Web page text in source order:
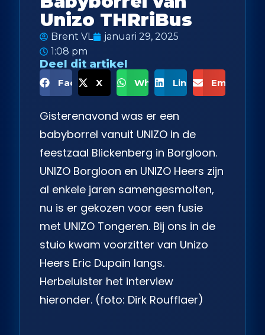
Unizo THRriBus
Brent VL
januari 29, 2025
1:08 pm
Deel dit artikel
Facebook
X WhatsAppLinkedInEmail
Gisterenavond was er een
babyborrel vanuit UNIZO in de
feestzaal Blickenberg in Borgloon.
UNIZO Borgloon en UNIZO Heers zijn
al enkele jaren samengesmolten,
nu is er gekozen voor een fusie
met UNIZO Tongeren. Bij ons in de
stuio kwam voorzitter van Unizo
Heers Eric Dupain langs.
Herbeluister het interview
hieronder. (foto: Dirk Roufflaer)